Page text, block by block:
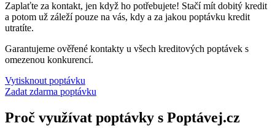
Zaplaťte za kontakt, jen když ho potřebujete! Stačí mít dobitý kredit
a potom už záleží pouze na vás, kdy a za jakou poptávku kredit
utratíte.
Garantujeme ověřené kontakty u všech kreditových poptávek s
omezenou konkurencí.
Vytisknout poptávku
Zadat zdarma poptávku
Proč využívat poptávky s Poptávej.cz